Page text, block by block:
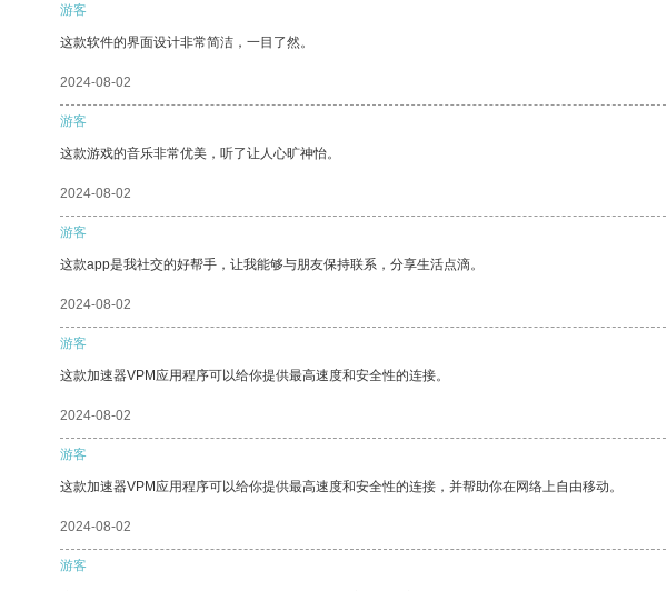
游客
这款软件的界面设计非常简洁，一目了然。
2024-08-02
游客
这款游戏的音乐非常优美，听了让人心旷神怡。
2024-08-02
游客
这款app是我社交的好帮手，让我能够与朋友保持联系，分享生活点滴。
2024-08-02
游客
这款加速器VPM应用程序可以给你提供最高速度和安全性的连接。
2024-08-02
游客
这款加速器VPM应用程序可以给你提供最高速度和安全性的连接，并帮助你在网络上自由移动。
2024-08-02
游客